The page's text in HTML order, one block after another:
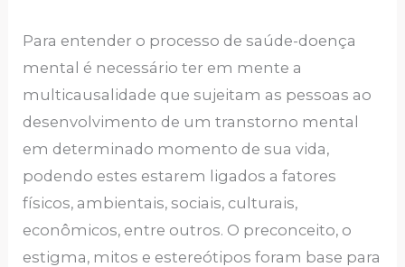
Para entender o processo de saúde-doença
mental é necessário ter em mente a
multicausalidade que sujeitam as pessoas ao
desenvolvimento de um transtorno mental
em determinado momento de sua vida,
podendo estes estarem ligados a fatores
físicos, ambientais, sociais, culturais,
econômicos, entre outros. O preconceito, o
estigma, mitos e estereótipos foram base para